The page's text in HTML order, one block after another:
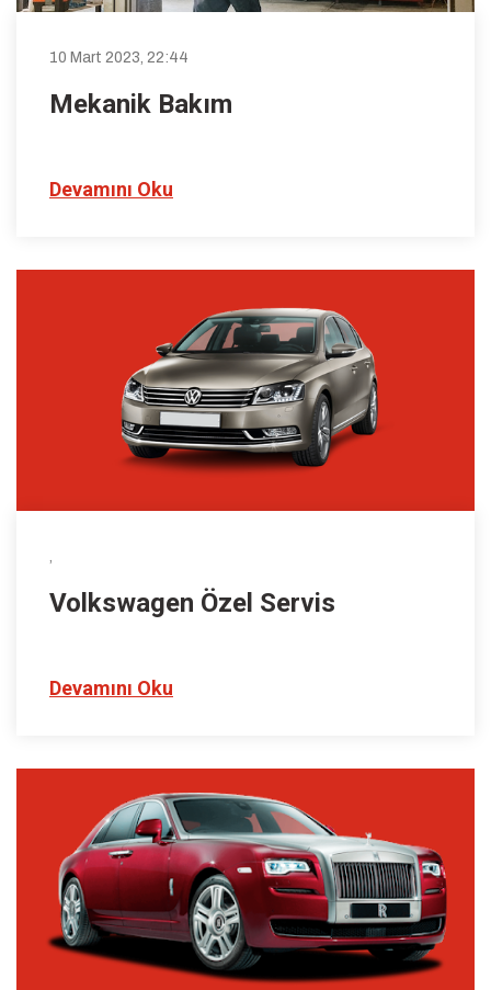
10 Mart 2023, 22:44
Mekanik Bakım
Devamını Oku
,
Volkswagen Özel Servis
Devamını Oku